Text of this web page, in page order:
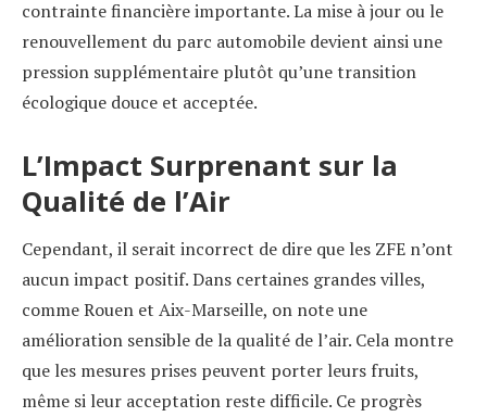
contrainte financière importante. La mise à jour ou le
renouvellement du parc automobile devient ainsi une
pression supplémentaire plutôt qu’une transition
écologique douce et acceptée.
L’Impact Surprenant sur la
Qualité de l’Air
Cependant, il serait incorrect de dire que les ZFE n’ont
aucun impact positif. Dans certaines grandes villes,
comme Rouen et Aix-Marseille, on note une
amélioration sensible de la qualité de l’air. Cela montre
que les mesures prises peuvent porter leurs fruits,
même si leur acceptation reste difficile. Ce progrès